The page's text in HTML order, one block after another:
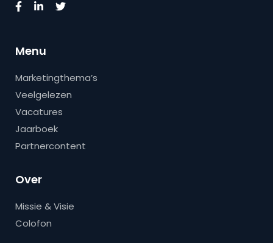
Menu
Marketingthema’s
Veelgelezen
Vacatures
Jaarboek
Partnercontent
Over
Missie & Visie
Colofon